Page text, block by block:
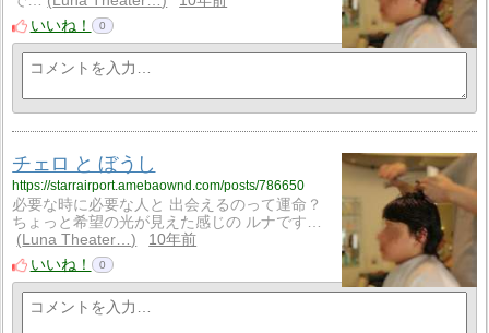
いいね！
0
チェロ と ぼうし
https://starrairport.amebaownd.com/posts/786650
必要な時に必要な人と 出会えるのって運命？
ちょっと希望の光が見えた感じの ルナです…
Luna Theater…
10年前
いいね！
0